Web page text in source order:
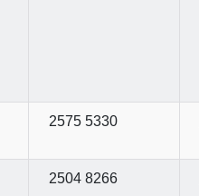
2575 5330
2504 8266